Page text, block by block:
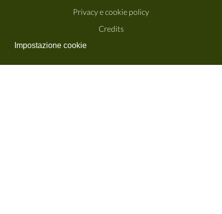
Privacy e cookie policy
Credits
Impostazione cookie